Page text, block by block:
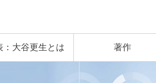
：大谷更生とは 著作